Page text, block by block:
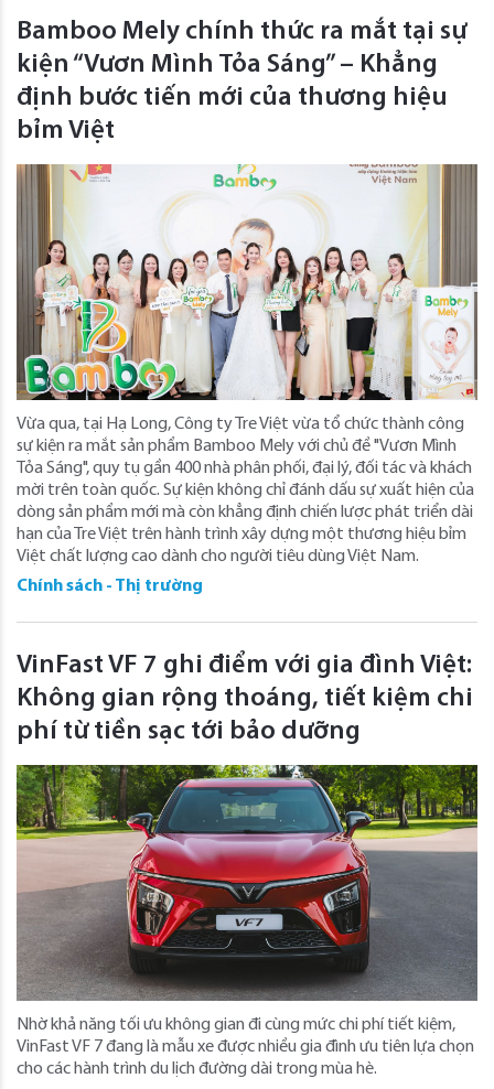
Bamboo Mely chính thức ra mắt tại sự
kiện “Vươn Mình Tỏa Sáng” – Khẳng
định bước tiến mới của thương hiệu
bỉm Việt
Vừa qua, tại Hạ Long, Công ty Tre Việt vừa tổ chức thành công
sự kiện ra mắt sản phẩm Bamboo Mely với chủ đề "Vươn Mình
Tỏa Sáng", quy tụ gần 400 nhà phân phối, đại lý, đối tác và khách
mời trên toàn quốc. Sự kiện không chỉ đánh dấu sự xuất hiện của
dòng sản phẩm mới mà còn khẳng định chiến lược phát triển dài
hạn của Tre Việt trên hành trình xây dựng một thương hiệu bỉm
Việt chất lượng cao dành cho người tiêu dùng Việt Nam.
Chính sách - Thị trường
VinFast VF 7 ghi điểm với gia đình Việt:
Không gian rộng thoáng, tiết kiệm chi
phí từ tiền sạc tới bảo dưỡng
Nhờ khả năng tối ưu không gian đi cùng mức chi phí tiết kiệm,
VinFast VF 7 đang là mẫu xe được nhiều gia đình ưu tiên lựa chọn
cho các hành trình du lịch đường dài trong mùa hè.